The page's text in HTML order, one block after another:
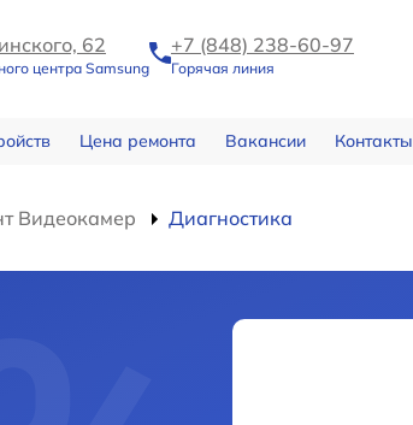
62
центра Samsung
+7 (848) 238-60-97
Горячая линия
Цена ремонта Вакансии Контакты
Видеокамер Диагностика